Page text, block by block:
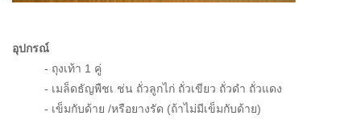
อุปกรณ์
- ถุงเท้า 1 คู่
- เมล็ดธัญพืชเ ช่น ถั่วลูกไก่ ถั่วเขียว ถั่วดำ ถั่วแดง
- เข็มกับด้าย /หรือยางรัด (ถ้าไม่มีเข็มกับด้าย)